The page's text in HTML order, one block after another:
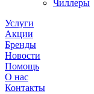
Чиллеры
Услуги
Акции
Бренды
Новости
Помощь
О нас
Контакты